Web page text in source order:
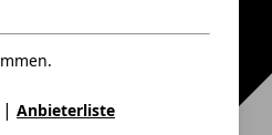
| Anbieterliste